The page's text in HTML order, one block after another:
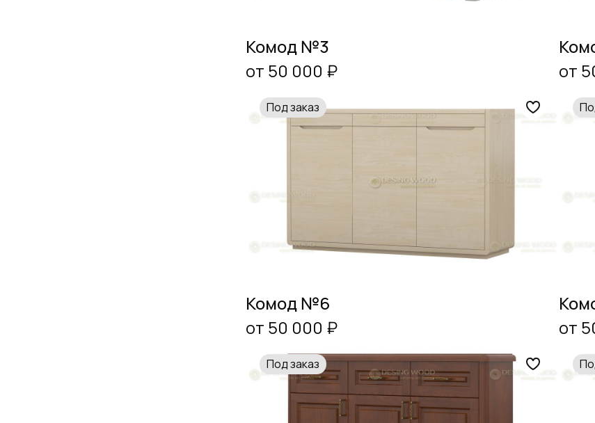
Комод №3
от 50 000 ₽
от
Под заказ
Комод №6
от 50 000 ₽
от
Под заказ